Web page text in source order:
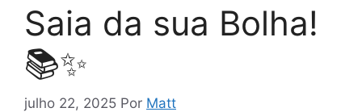
Saia da sua Bolha!
📚✨
julho 22, 2025 Por Matt